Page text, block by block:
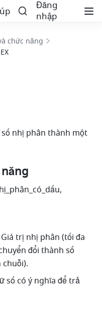
Đăng
nhập
chức năng
số nhị phân thành một
trị nhị phân (tối đa
đổi thành số
số có ý nghĩa để trả